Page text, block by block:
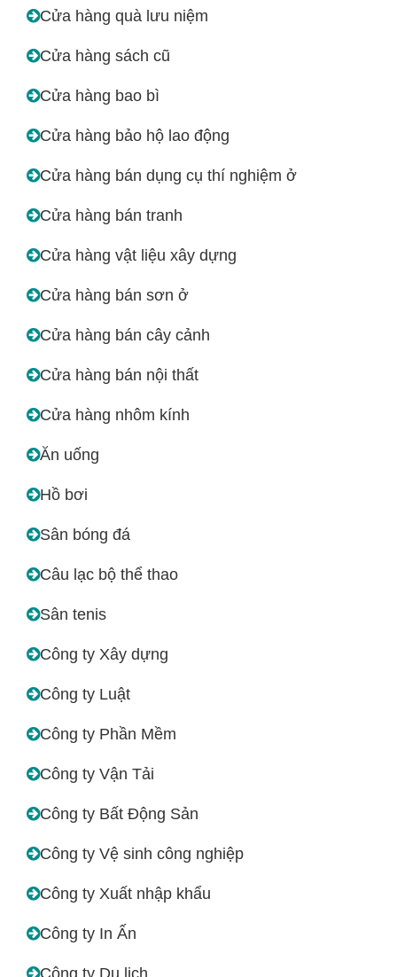
Cửa hàng quà lưu niệm
Cửa hàng sách cũ
Cửa hàng bao bì
Cửa hàng bảo hộ lao động
Cửa hàng bán dụng cụ thí nghiệm ở
Cửa hàng bán tranh
Cửa hàng vật liệu xây dựng
Cửa hàng bán sơn ở
Cửa hàng bán cây cảnh
Cửa hàng bán nội thất
Cửa hàng nhôm kính
Ăn uống
Hồ bơi
Sân bóng đá
Câu lạc bộ thể thao
Sân tenis
Công ty Xây dựng
Công ty Luật
Công ty Phần Mềm
Công ty Vận Tải
Công ty Bất Động Sản
Công ty Vệ sinh công nghiệp
Công ty Xuất nhập khẩu
Công ty In Ấn
Công ty Du lịch